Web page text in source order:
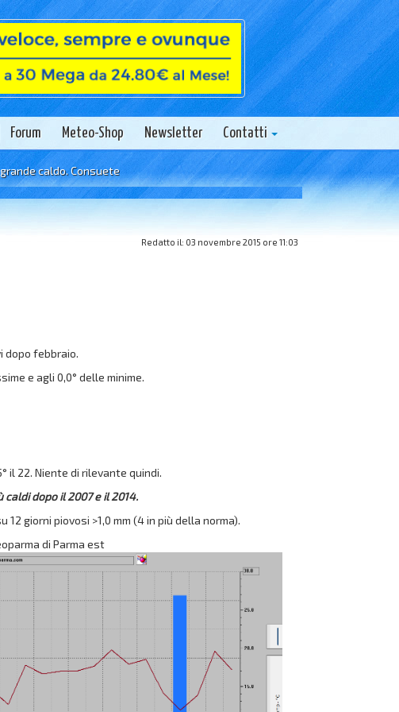
Forum Meteo-Shop Newsletter Contatti
caldo. Consuete nubi pomeridiane sui rilievi.
Redatto il: 03 novembre 2015 ore 11:03
dopo febbraio.
e agli 0,0° delle minime.
il 22. Niente di rilevante quindi.
dopo il 2007 e il 2014.
12 giorni piovosi >1,0 mm (4 in più della norma).
di Parma est